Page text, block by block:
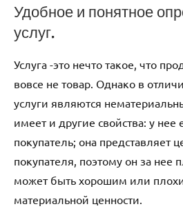
Удобное и понятное
услуг.
Услуга -это нечто такое, что
вовсе не товар. Однако в
услуги являются
имеет и другие свойства: у нее
покупатель; она представляет
покупателя, поэтому он за нее
может быть хорошим или
материальной ценности.